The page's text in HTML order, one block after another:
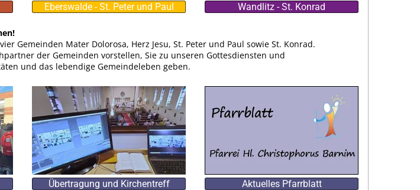
Eberswalde - St. Peter und Paul Wandlitz - St. Konrad
Gemeinden Mater Dolorosa, Herz Jesu, St. Peter und Paul sowie St. Konrad.
der Gemeinden vorstellen, Sie zu unseren Gottesdiensten und
und das lebendige Gemeindeleben geben.
Übertragung und Kirchentreff Aktuelles Pfarrblatt